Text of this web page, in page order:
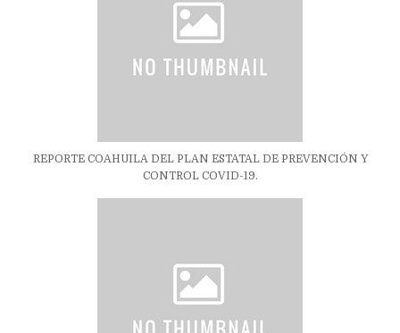
REPORTE COAHUILA DEL PLAN ESTATAL DE PREVENCIÓN Y
CONTROL COVID-19.